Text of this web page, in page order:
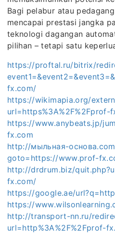
Bagi pelabur atau
mencapai prestasi jangka
teknologi dagangan
pilihan – tetapi satu
https://proftal.ru/bitrix/
fx.com/
https://wikimapia.org/
url=https%3A%2F%2Fprof-
https://www.anybeats.jp/
fx.com
http://мыльная-
goto=https://www.prof-
http://drdrum.biz/
fx.com/
https://google.ae/
https://
http://transport-nn.ru/
url=http%3A%2F%2Fprof-